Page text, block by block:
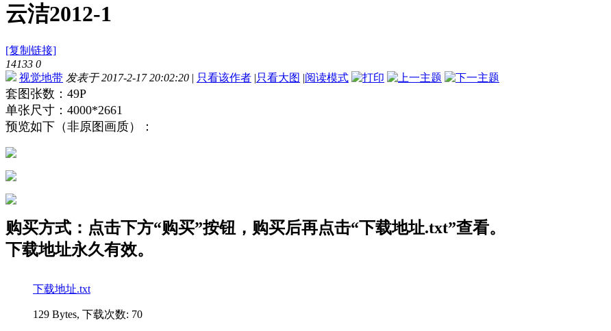
云洁2012-1
[复制链接]
14133 0
视觉地带 发表于 2017-2-17 20:02:20 | 只看该作者 |只看大图 |阅读模式
套图张数：49P
单张尺寸：4000*2661
预览如下（非原图画质）：
购买方式：点击下方“购买”按钮，购买后再点击“下载地址.txt”查看。
下载地址永久有效。
下载地址.txt
129 Bytes, 下载次数: 70